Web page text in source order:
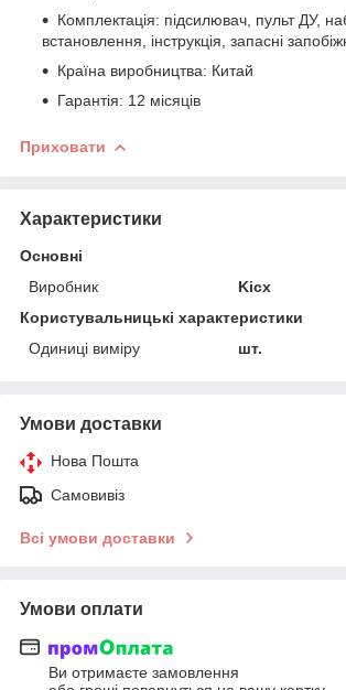
Комплектація: підсилювач, пульт ДУ,
встановлення, інструкція, запасні
Країна виробництва: Китай
Гарантія: 12 місяців
Приховати
Характеристики
Основні
Виробник
Kicx
Користувальницькі характеристики
Одиниці виміру
шт.
Умови доставки
Нова Пошта
Самовивіз
Всі умови доставки
Умови оплати
Ви отримаєте замовлення